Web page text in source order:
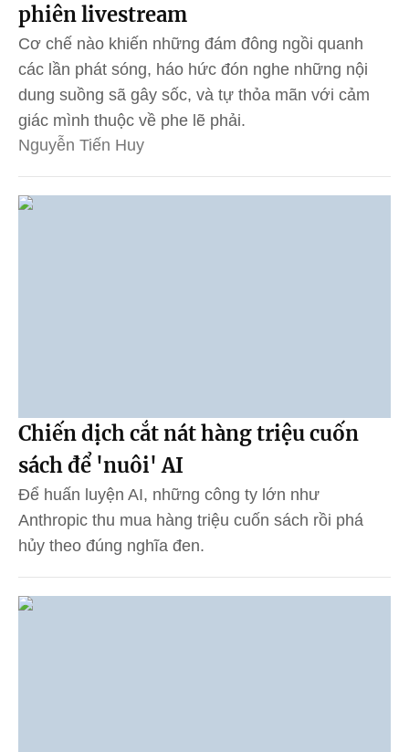
phiên livestream
Cơ chế nào khiến những đám đông ngồi quanh
các lần phát sóng, háo hức đón nghe những nội
dung suồng sã gây sốc, và tự thỏa mãn với cảm
giác mình thuộc về phe lẽ phải.
Nguyễn Tiến Huy
Chiến dịch cắt nát hàng triệu cuốn
sách để 'nuôi' AI
Để huấn luyện AI, những công ty lớn như
Anthropic thu mua hàng triệu cuốn sách rồi phá
hủy theo đúng nghĩa đen.